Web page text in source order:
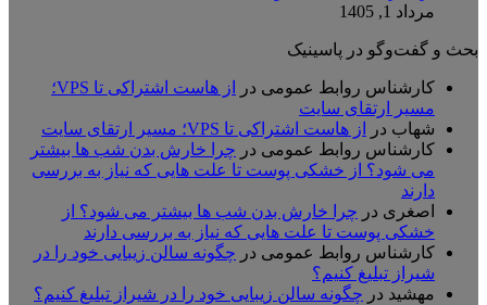
مرداد 1, 1405
بحث و گفت‌وگو در پاسینیک
کارشناس روابط عمومی در
از هاست اشتراکی تا VPS؛
مسیر ارتقای سایت
شهاب در
از هاست اشتراکی تا VPS؛ مسیر ارتقای سایت
کارشناس روابط عمومی در چرا خارش بدن شب ها بیشتر
می شود؟ از خشکی پوست تا علت هایی که نیاز به بررسی
دارند
اصغری در چرا خارش بدن شب ها بیشتر می شود؟ از
خشکی پوست تا علت هایی که نیاز به بررسی دارند
کارشناس روابط عمومی در چگونه سالن زیبایی خود را در
شیراز تبلیغ کنیم؟
مهشید در چگونه سالن زیبایی خود را در شیراز تبلیغ کنیم؟